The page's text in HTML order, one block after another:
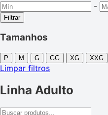
-
Filtrar
Tamanhos
P M G GG XG XXG
Limpar filtros
Linha Adulto